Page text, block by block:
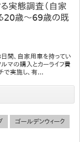
実態調査（自家
20歳～69歳の既
間、自家用車を持ってい
マの購入とカーライフ費
で実施し、有...
ゴールデンウィーク